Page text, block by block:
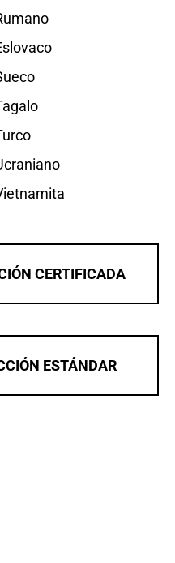
CERTIFICADA
ESTÁNDAR